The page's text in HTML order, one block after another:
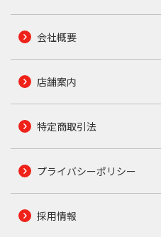
会社概要
店舗案内
特定商取引法
プライバシーポリシー
採用情報